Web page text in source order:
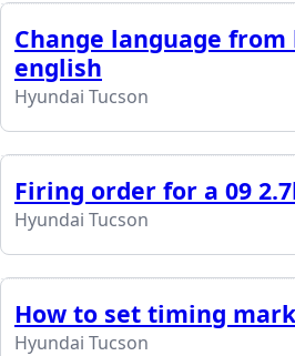
Change language
english
Hyundai Tucson
Firing order for a 09
Hyundai Tucson
How to set timing
Hyundai Tucson